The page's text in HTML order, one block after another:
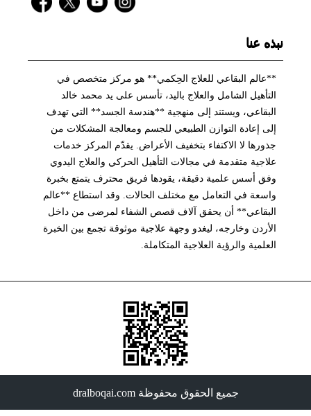
نبذه عنا
**عالم البقاعي للعلاج الحِكمي** هو مركز متخصص في
التأهيل الشامل والعلاج باليد، تأسس على يد محمد خالد
البقاعي، ويستند إلى منهجية **هندسة الجسد** التي تهدف
إلى إعادة التوازن الطبيعي للجسم ومعالجة المشكلات من
جذورها لا الاكتفاء بتخفيف الأعراض. يقدّم المركز خدمات
علاجية متقدمة في مجالات التأهيل الحركي والعلاج اليدوي
وفق أسس علمية دقيقة، يقودها فريق محترف يتمتع بخبرة
واسعة في التعامل مع مختلف الحالات. وقد استطاع **عالم
البقاعي** أن يحقق آلاف قصص الشفاء لمرضى من داخل
الأردن وخارجه، ليغدو وجهة علاجية موثوقة تجمع بين الخبرة
العلمية والرؤية العلاجية المتكاملة.
جميع الحقوق محفوظة dralboqai.com